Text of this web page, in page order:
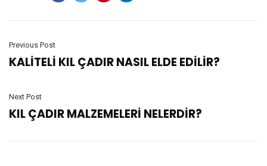
Previous Post
KALİTELİ KIL ÇADIR NASIL ELDE EDİLİR?
Next Post
KIL ÇADIR MALZEMELERİ NELERDİR?